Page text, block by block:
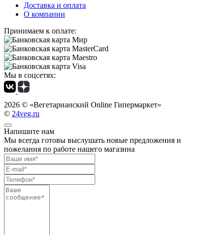
Доставка и оплата
О компании
Принимаем к оплате:
Мы в соцсетях:
2026 © «Вегетарианский Online Гипермаркет»
© 24veg.ru
Напишите нам
Мы всегда готовы выслушать новые предложения и
пожелания по работе нашего магазина